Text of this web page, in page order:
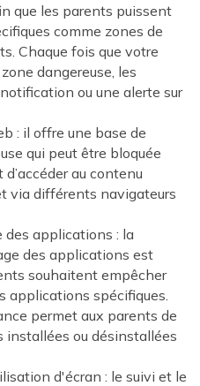
que les parents puissent
comme zones de
Chaque fois que votre
dangereuse, les
ou une alerte sur
: il offre une base de
qui peut être bloquée
au contenu
via différents navigateurs
des applications : la
des applications est
souhaitent empêcher
applications spécifiques.
permet aux parents de
ou désinstallées
d'écran : le suivi et le